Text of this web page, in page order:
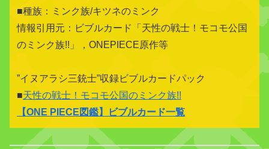
■種族：ミンク族/キツネのミンク
情報引用元：ビブルカード「天性の戦士！モコモ公国
のミンク族!!」，ONEPIECE原作等
”イヌアラシ三銃士”収録ビブルカードパック
■天性の戦士！モコモ公国のミンク族!!
【ONE PIECE図鑑】ビブルカード一覧